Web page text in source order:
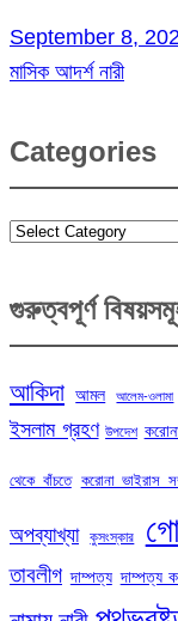
September 8,
মাসিক আদর্শ নারী
Categories
Categories
গুরুত্বপূর্ণ
আকিদা আমল আলেম-ওলামা
ইসলাম গ্রহণ উপদেশ
থেকে বাঁচতে করোনা ভাইরাস
অপব্যাখ্যা কুসংস্কার
তাবলীগ দাম্পত্য দাম্পত্য